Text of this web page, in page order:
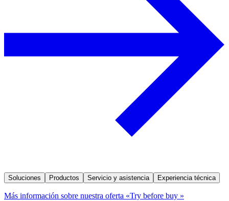
Soluciones Productos Servicio y asistencia Experiencia técnica
Más información sobre nuestra oferta «Try before buy »